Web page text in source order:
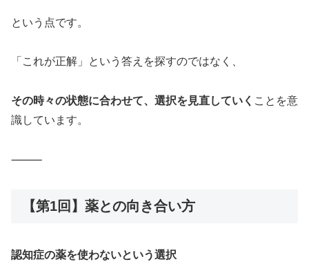
という点です。
「これが正解」という答えを探すのではなく、
その時々の状態に合わせて、選択を見直していく ことを意
識しています。
⸻
【第1回】薬との向き合い方
認知症の薬を使わないという選択